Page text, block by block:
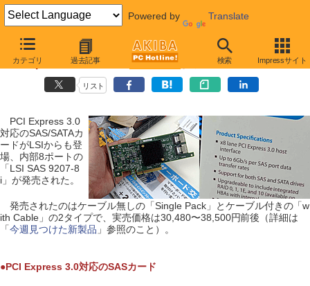
Powered by Translate
カテゴリ 過去記事 検索 Impressサイト
【 2012年6月30日 】
PCI Express 3.0のSASカードがLSIから発売
リスト
PCI Express 3.0
対応のSAS/SATAカ
ードがLSIからも登
場、内部8ポートの
「LSI SAS 9207-8
i」が発売された。
発売されたのはケーブル無しの「Single Pack」とケーブル付きの「w
ith Cable」の2タイプで、実売価格は30,480〜38,500円前後（詳細は
「今週見つけた新製品 」参照のこと）。
●PCI Express 3.0対応のSASカード